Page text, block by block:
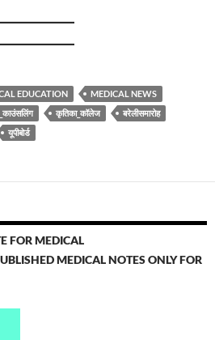
EDUCATION
MEDICAL NEWS
कृतिका_कॉलेज
बरेलीसमारोह
यूपीबोर्ड
FOR MEDICAL
MEDICAL NOTES ONLY FOR